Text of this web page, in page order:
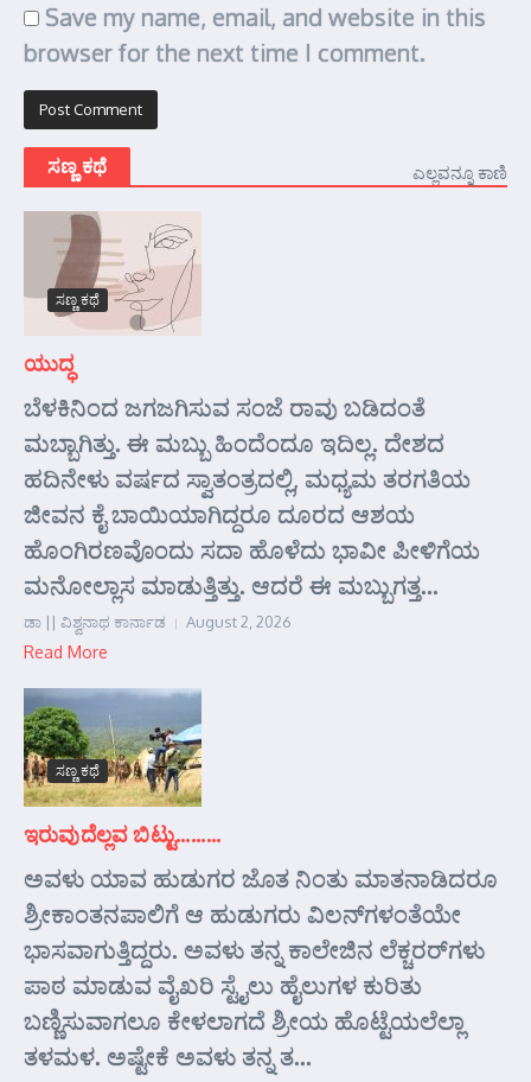
Save my name, email, and website in this
browser for the next time I comment.
ಸಣ್ಣ ಕಥೆ ಎಲ್ಲವನ್ನೂ ಕಾಣಿ
ಸಣ್ಣ ಕಥೆ
ಯುದ್ಧ
ಬೆಳಕಿನಿಂದ ಜಗಜಗಿಸುವ ಸಂಜೆ ರಾವು ಬಡಿದಂತೆ
ಮಬ್ಬಾಗಿತ್ತು. ಈ ಮಬ್ಬು ಹಿಂದೆಂದೂ ಇದಿಲ್ಲ. ದೇಶದ
ಹದಿನೇಳು ವರ್ಷದ ಸ್ವಾತಂತ್ರದಲ್ಲಿ, ಮಧ್ಯಮ ತರಗತಿಯ
ಜೀವನ ಕೈ ಬಾಯಿಯಾಗಿದ್ದರೂ ದೂರದ ಆಶಯ
ಹೊಂಗಿರಣವೊಂದು ಸದಾ ಹೊಳೆದು ಭಾವೀ ಪೀಳಿಗೆಯ
ಮನೋಲ್ಲಾಸ ಮಾಡುತ್ತಿತ್ತು. ಆದರೆ ಈ ಮಬ್ಬುಗತ್ತ...
ಡಾ || ವಿಶ್ವನಾಥ ಕಾರ್ನಾಡ August 2, 2026
Read More
ಸಣ್ಣ ಕಥೆ
ಇರುವುದೆಲ್ಲವ ಬಿಟ್ಟು………
ಅವಳು ಯಾವ ಹುಡುಗರ ಜೊತ ನಿಂತು ಮಾತನಾಡಿದರೂ
ಶ್ರೀಕಾಂತನಪಾಲಿಗೆ ಆ ಹುಡುಗರು ವಿಲನ್‌ಗಳಂತೆಯೇ
ಭಾಸವಾಗುತ್ತಿದ್ದರು. ಅವಳು ತನ್ನ ಕಾಲೇಜಿನ ಲೆಕ್ಚರರ್‌ಗಳು
ಪಾಠ ಮಾಡುವ ವೈಖರಿ ಸ್ಟೈಲು ಹೈಲುಗಳ ಕುರಿತು
ಬಣ್ಣಿಸುವಾಗಲೂ ಕೇಳಲಾಗದೆ ಶ್ರೀಯ ಹೊಟ್ಟೆಯಲೆಲ್ಲಾ
ತಳಮಳ. ಅಷ್ಟೇಕೆ ಅವಳು ತನ್ನ ತ...